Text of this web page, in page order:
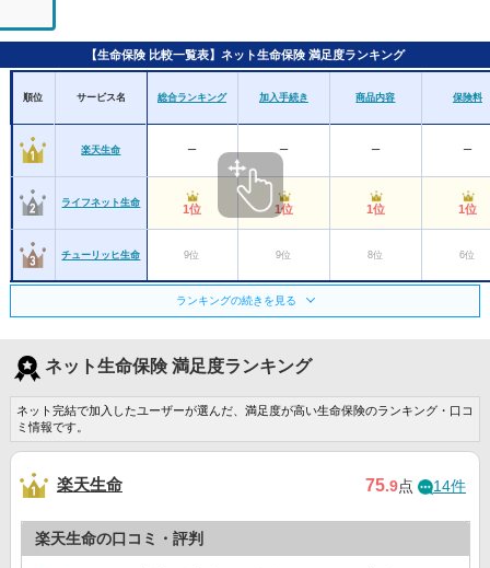
【生命保険 比較一覧表】ネット生命保険 満足度ランキング
順位 サービス名 総合ランキング 加入手続き 商品内容 保険料
楽天生命 ー ー ー ー
ライフネット生命 1位 1位 1位 1位
チューリッヒ生命 9位 9位 8位 6位
16位 ー
はなさく生命 14位 10位
SBI生命 22位 ー ー 10位
ランキングの続きを見る
ネット生命保険 満足度ランキング
ネット完結で加入したユーザーが選んだ、満足度が高い生命保険のランキング・口コ
ミ情報です。
楽天生命 75.9点 14件
楽天生命の口コミ・評判